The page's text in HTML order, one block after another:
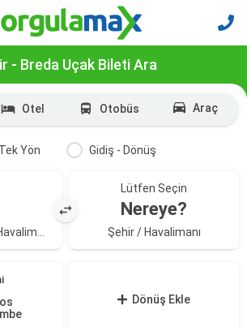
- Breda Uçak Bileti Ara
Otel Otobüs Araç
Tek Yön Gidiş - Dönüş
Lütfen Seçin
Nereye?
Şehir / Havalimanı
Dönüş Ekle